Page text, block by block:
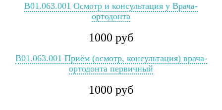
B01.063.001 Осмотр и консультация у Врача-
ортодонта
1000 руб
B01.063.001 Приём (осмотр, консультация) врача-
ортодонта первичный
1000 руб